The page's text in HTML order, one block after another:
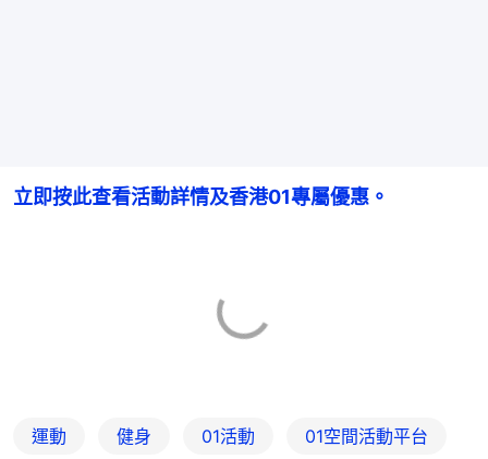
立即按此查看活動詳情及香港01專屬優惠。
運動 健身 01活動 01空間活動平台